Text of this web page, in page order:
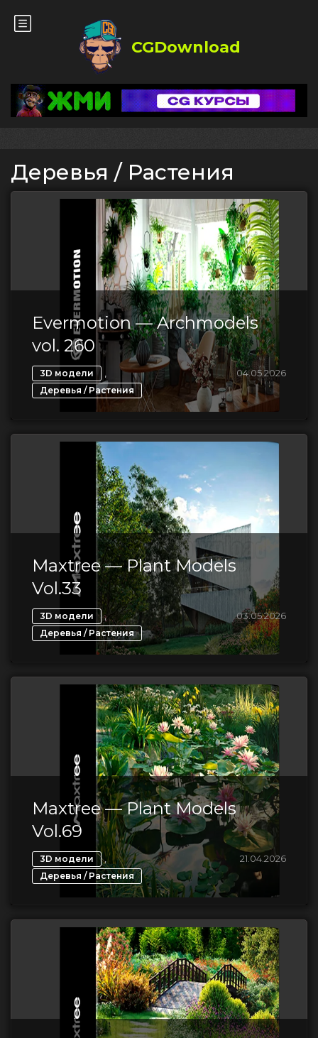
CGDownload
Деревья / Растения
Evermotion — Archmodels
vol. 260
3D модели ,
Деревья / Растения
04.05.2026
Maxtree — Plant Models
Vol.33
3D модели ,
Деревья / Растения
03.05.2026
Maxtree — Plant Models
Vol.69
3D модели ,
Деревья / Растения
21.04.2026